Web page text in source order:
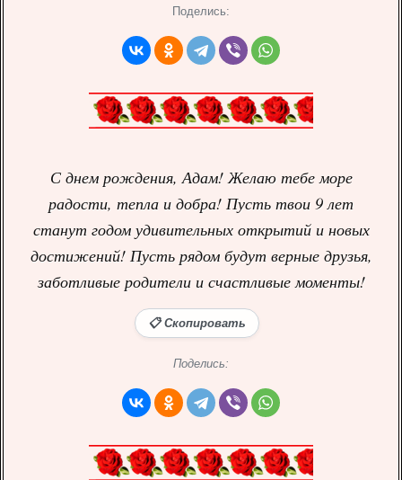
Поделись:
С днем рождения, Адам! Желаю тебе море
радости, тепла и добра! Пусть твои 9 лет
станут годом удивительных открытий и новых
достижений! Пусть рядом будут верные друзья,
заботливые родители и счастливые моменты!
📋 Скопировать
Поделись: